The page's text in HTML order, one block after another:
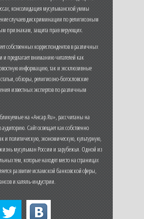
консолидация мусульманской уммы
случаев дискриминации по религиозным
признакам, защита прав верующих.
собственных корреспондентов в различных
и предлагает вниманию читателей как
информацию, так и эксклюзивные
обзоры, религиозно-богословские
известных экспертов по различным
на «Ансар.Ru», рассчитаны на
Сайт освещает как собственно
и политическую, экономическую, культурную,
мусульман России и зарубежья. Одной из
тем, которые находят место на страницах
развитие исламской банковской сферы,
и халяль-индустрии.